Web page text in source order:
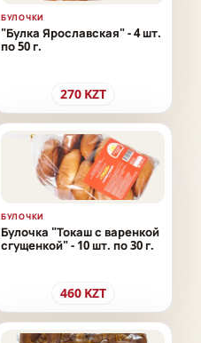
БУЛОЧКИ
"Булка Ярославская" - 4 шт.
по 50 г.
270 KZT
БУЛОЧКИ
Булочка "Токаш с варенкой
сгущенкой" - 10 шт. по 30 г.
460 KZT